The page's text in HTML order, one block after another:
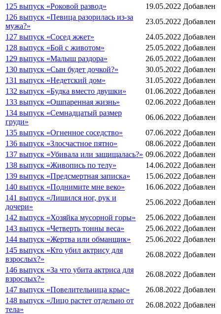
125 выпуск «Роковой развод»
19.05.2022 Добавлен
126 выпуск «Певица разорилась из-за
мужа?»
23.05.2022 Добавлен
127 выпуск «Сосед жжет»
24.05.2022 Добавлен
128 выпуск «Бой с животом»
25.05.2022 Добавлен
129 выпуск «Малыш раздора»
26.05.2022 Добавлен
130 выпуск «Сын будет дочкой?»
30.05.2022 Добавлен
131 выпуск «Недетский дом»
31.05.2022 Добавлен
132 выпуск «Будка вместо двушки»
01.06.2022 Добавлен
133 выпуск «Ошпаренная жизнь»
02.06.2022 Добавлен
134 выпуск «Семнадцатый размер
груди»
06.06.2022 Добавлен
135 выпуск «Огненное соседство»
07.06.2022 Добавлен
136 выпуск «Злосчастное пятно»
08.06.2022 Добавлен
137 выпуск «Убивала или защищалась?» 09.06.2022 Добавлен
138 выпуск «Живопись по телу»
14.06.2022 Добавлен
139 выпуск «Предсмертная записка»
15.06.2022 Добавлен
140 выпуск «Поднимите мне веко»
16.06.2022 Добавлен
141 выпуск «Лишился ног, рук и
дочери»
25.06.2022 Добавлен
142 выпуск «Хозяйка мусорной горы»
25.06.2022 Добавлен
143 выпуск «Четверть тонны веса»
25.06.2022 Добавлен
144 выпуск «Жертва или обманщик»
25.06.2022 Добавлен
145 выпуск «Кто убил актрису для
взрослых?»
26.08.2022 Добавлен
146 выпуск «За что убита актриса для
взрослых?»
26.08.2022 Добавлен
147 выпуск «Повелительница крыс»
26.08.2022 Добавлен
148 выпуск «Лицо растет отдельно от
тела»
26.08.2022 Добавлен